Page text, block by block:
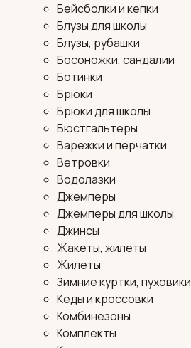
Бейсболки и кепки
Блузы для школы
Блузы, рубашки
Босоножки, сандалии
Ботинки
Брюки
Брюки для школы
Бюстгальтеры
Варежки и перчатки
Ветровки
Водолазки
Джемперы
Джемперы для школы
Джинсы
Жакеты, жилеты
Жилеты
Зимние куртки, пуховики
Кеды и кроссовки
Комбинезоны
Комплекты